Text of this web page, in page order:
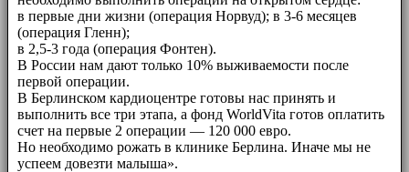
в первые дни жизни (операция Норвуд); в 3-6 месяцев
(операция Гленн);
в 2,5-3 года (операция Фонтен).
В России нам дают только 10% выживаемости после
первой операции.
В Берлинском кардиоцентре готовы нас принять и
выполнить все три этапа, а фонд WorldVita готов оплатить
счет на первые 2 операции — 120 000 евро.
Но необходимо рожать в клинике Берлина. Иначе мы не
успеем довезти малыша».